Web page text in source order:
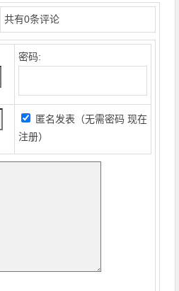
共有0条评论
密码:
匿名发表（无需密码现在
注册）